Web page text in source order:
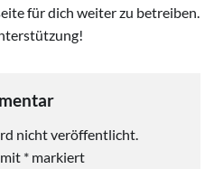
für dich weiter zu betreiben.
nicht veröffentlicht.
* markiert